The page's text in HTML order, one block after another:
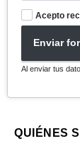
Acepto
Enviar
Al enviar tus
QUIÉNES